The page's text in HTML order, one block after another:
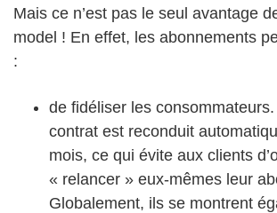
Mais ce n’est pas le seul avantage
model ! En effet, les abonnements
:
de fidéliser les consommateurs.
contrat est reconduit
mois, ce qui évite aux clients
« relancer » eux-mêmes leur
Globalement, ils se montrent